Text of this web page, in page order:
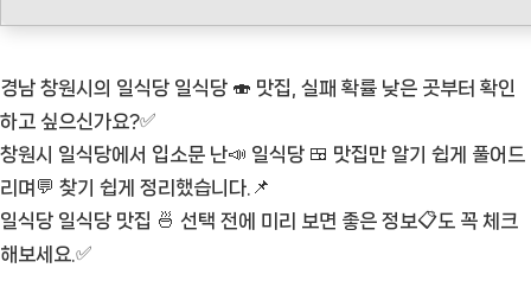
돋
이
일
경남 창원시의 일식당 일식당 🍣 맛집, 실패 확률 낮은 곳부터 확인
하고 싶으신가요?✅
창원시 일식당에서 입소문 난📣 일식당 🍱 맛집만 알기 쉽게 풀어드
리며💬 찾기 쉽게 정리했습니다.📌
일식당 일식당 맛집 🍜 선택 전에 미리 보면 좋은 정보📋도 꼭 체크
해보세요.✅